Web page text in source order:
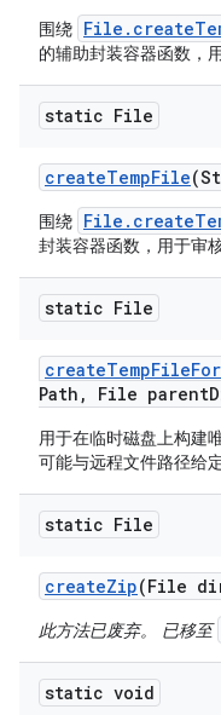
围绕
的辅助封装容器函数，
static File
createTempFile
围绕
封装容器函数，用于审
static File
createTempFileFor
Path , File parent
用于在临时磁盘上构建
可能与远程文件路径给
static File
createZip(File
此方法已废弃。 已移至
static void